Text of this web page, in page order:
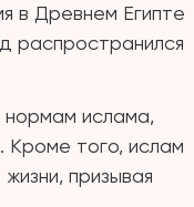
в Древнем Египте
распространился
нормам ислама,
Кроме того, ислам
призывая